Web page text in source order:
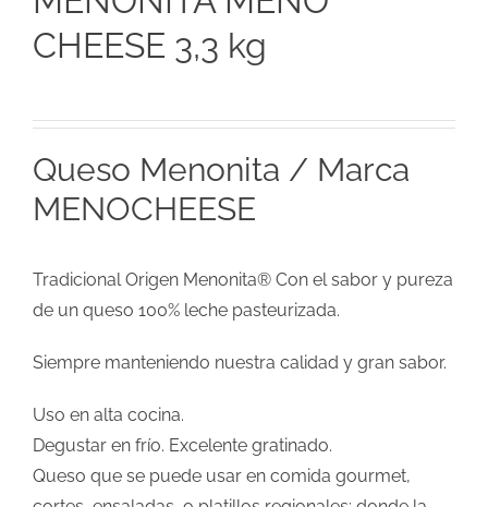
CHEESE 3,3 kg
Queso Menonita / Marca
MENOCHEESE
Tradicional Origen Menonita® Con el sabor y pureza
de un queso 100% leche pasteurizada.
Siempre manteniendo nuestra calidad y gran sabor.
Uso en alta cocina.
Degustar en frío. Excelente gratinado.
Queso que se puede usar en comida gourmet,